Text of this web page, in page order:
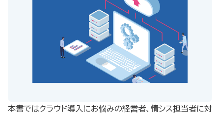
本書ではクラウド導入にお悩みの経営者、情シス担当者に対